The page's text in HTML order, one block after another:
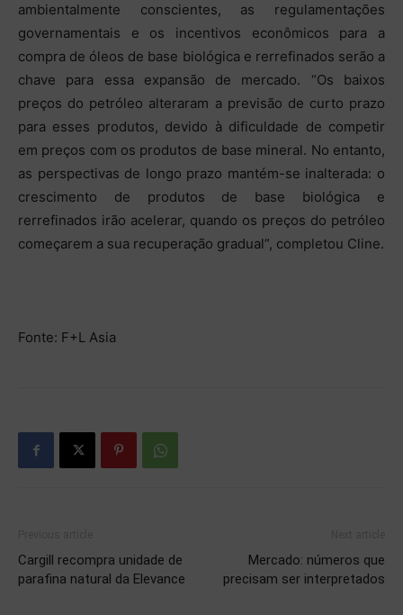
ambientalmente conscientes, as regulamentações
governamentais e os incentivos econômicos para a
compra de óleos de base biológica e rerrefinados serão a
chave para essa expansão de mercado. “Os baixos
preços do petróleo alteraram a previsão de curto prazo
para esses produtos, devido à dificuldade de competir
em preços com os produtos de base mineral. No entanto,
as perspectivas de longo prazo mantém-se inalterada: o
crescimento de produtos de base biológica e
rerrefinados irão acelerar, quando os preços do petróleo
começarem a sua recuperação gradual”, completou Cline.
Fonte: F+L Asia
Cargill recompra unidade de
parafina natural da Elevance
Mercado: números que
precisam ser interpretados